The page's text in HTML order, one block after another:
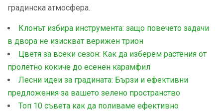
градинска атмосфера.
Клонът избира инструмента: защо повечето задачи
в двора не изискват верижен трион
Цветя за всеки сезон: Как да изберем растения от
пролетно кокиче до есенен карамфил
Лесни идеи за градината: Бързи и ефективни
предложения за вашето зелено пространство
Топ 10 съвета как да поливаме ефективно